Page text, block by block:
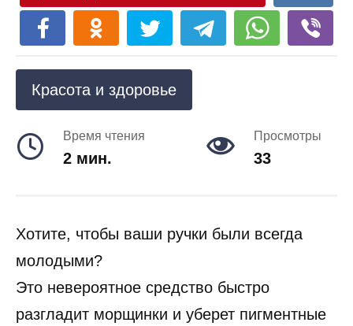
Красота и здоровье
Время чтения
2 мин.
Просмотры
33
Хотите, чтобы ваши ручки были всегда
молодыми?
Это невероятное средство быстро
разгладит морщинки и уберет пигментные